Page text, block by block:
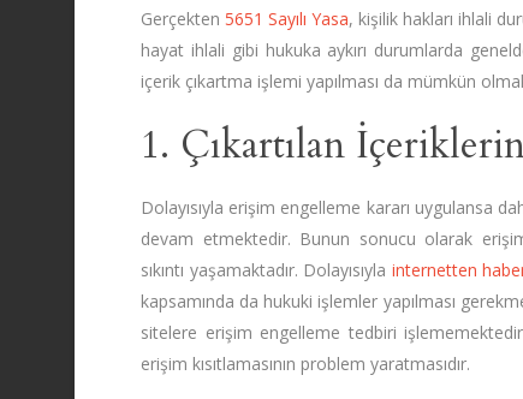
Gerçekten5651 Sayılı Yasa, kişilik hakları ihlali
hayat ihlali gibi hukuka aykırı durumlarda
içerik çıkartma işlemi yapılması da mümkün
1. Çıkartılan
Dolayısıyla erişim engelleme kararı uygulansa
devam etmektedir. Bunun sonucu olarak
sıkıntı yaşamaktadır. Dolayısıyla internetten
kapsamında da hukuki işlemler yapılması
sitelere erişim engelleme tedbiri
erişim kısıtlamasının problem yaratmasıdır.